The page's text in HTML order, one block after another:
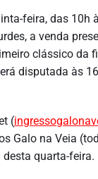
feira, das 10h
a venda
clássico da
disputada às
(
Galo na Veia
desta quarta-feira.